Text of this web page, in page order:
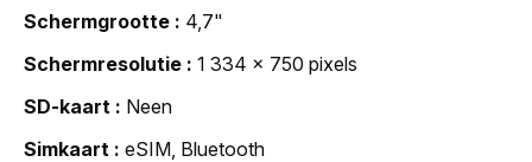
Schermgrootte
4,7"
Schermresolutie
1 334 x 750 pixels
SD-kaart
Neen
Simkaart
eSIM, Bluetooth